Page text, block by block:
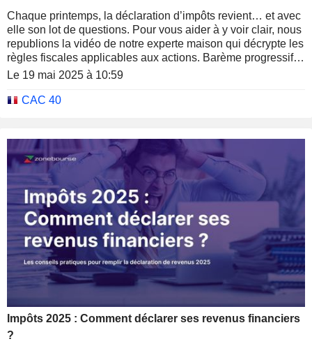
Chaque printemps, la déclaration d’impôts revient… et avec
elle son lot de questions. Pour vous aider à y voir clair, nous
republions la vidéo de notre experte maison qui décrypte les
règles fiscales applicables aux actions. Barème progressif
ou Flat Tax, traitement des moins-values, fiscalité des
votre déclaration 2025.
Le 19 mai 2025 à 10:59
CAC 40
Impôts 2025 : Comment déclarer ses revenus financiers
?